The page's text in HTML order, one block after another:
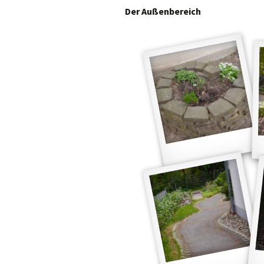
selbst zu tun“
Bewegung
Gesunde
Der Außenbereich